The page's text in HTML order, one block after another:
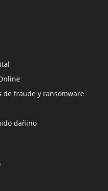
de fraude y ransomware
dañino